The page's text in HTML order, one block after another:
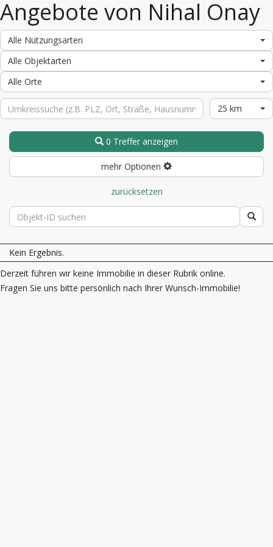
Angebote von Nihal Onay
Alle Nutzungsarten
Alle Objektarten
Alle Orte
25 km
0 Treffer anzeigen
mehr Optionen
zurücksetzen
Kein Ergebnis.
Derzeit führen wir keine Immobilie in dieser Rubrik online.
Fragen Sie uns bitte persönlich nach Ihrer Wunsch-Immobilie!